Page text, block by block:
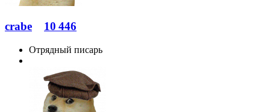
crabe 10 446
Отрядный писарь